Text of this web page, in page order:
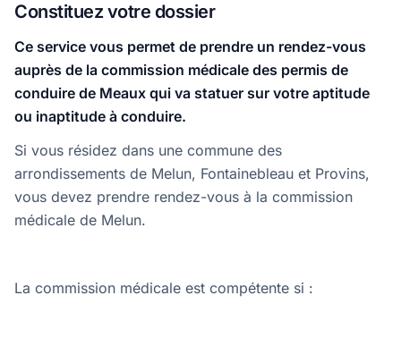
Constituez votre dossier
Ce service vous permet de prendre un rendez-vous
auprès de la commission médicale des permis de
conduire de Meaux qui va statuer sur votre aptitude
ou inaptitude à conduire.
Si vous résidez dans une commune des
arrondissements de Melun, Fontainebleau et Provins,
vous devez prendre rendez-vous à la commission
médicale de Melun.
La commission médicale est compétente si :